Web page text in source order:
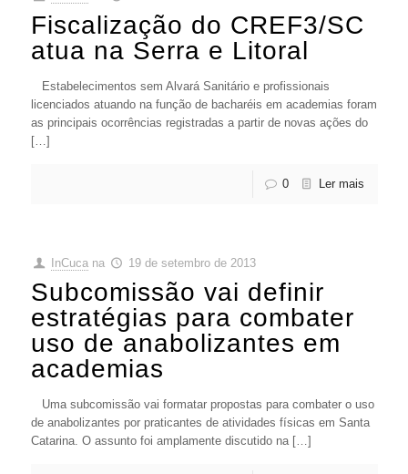
Fiscalização do CREF3/SC
atua na Serra e Litoral
Estabelecimentos sem Alvará Sanitário e profissionais
licenciados atuando na função de bacharéis em academias foram
as principais ocorrências registradas a partir de novas ações do
[…]
0 Ler mais
InCuca na 19 de setembro de 2013
Subcomissão vai definir
estratégias para combater
uso de anabolizantes em
academias
Uma subcomissão vai formatar propostas para combater o uso
de anabolizantes por praticantes de atividades físicas em Santa
Catarina. O assunto foi amplamente discutido na […]